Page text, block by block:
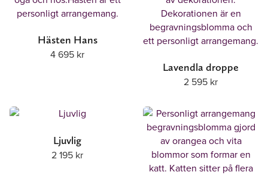
Hästen Hans
4 695 kr
Lavendla droppe
2 595 kr
Ljuvlig
2 195 kr